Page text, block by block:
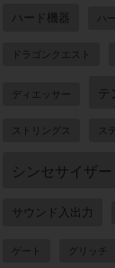
ハード機器 ハ
ドラゴンクエスト
ディエッサー テ
ストリングス ス
シンセサイザー
サウンド入出力
ゲート グリッチ